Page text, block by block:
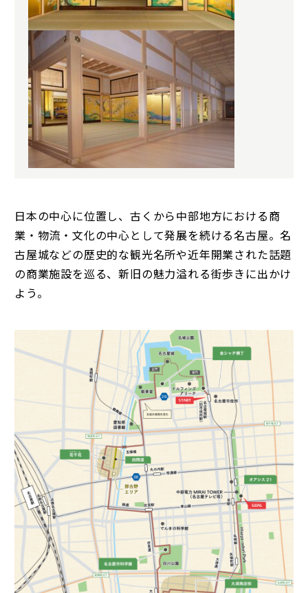
日本の中心に位置し、古くから中部地方における商
業・物流・文化の中心として発展を続ける名古屋。名
古屋城などの歴史的な観光名所や近年開業された話題
の商業施設を巡る、新旧の魅力溢れる街歩きに出かけ
よう。